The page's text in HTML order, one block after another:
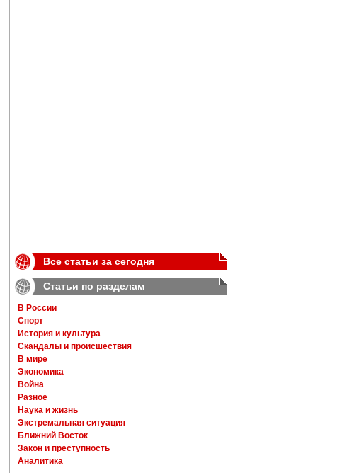
Все статьи за сегодня
Статьи по разделам
В России
Спорт
История и культура
Скандалы и происшествия
В мире
Экономика
Война
Разное
Наука и жизнь
Экстремальная ситуация
Ближний Восток
Закон и преступность
Аналитика